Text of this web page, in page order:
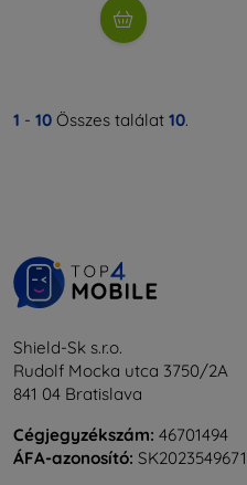
1 - 10 Összes találat 10.
Shield-Sk s.r.o.
Rudolf Mocka utca 3750/2A
841 04 Bratislava
Cégjegyzékszám: 46701494
ÁFA-azonosító: SK2023549671